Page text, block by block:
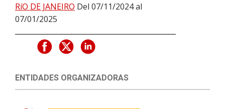
RíO DE JANEIRO Del 07/11/2024 al
07/01/2025
ENTIDADES ORGANIZADORAS